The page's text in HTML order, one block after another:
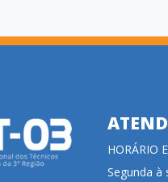
HORÁRIO
Segunda à